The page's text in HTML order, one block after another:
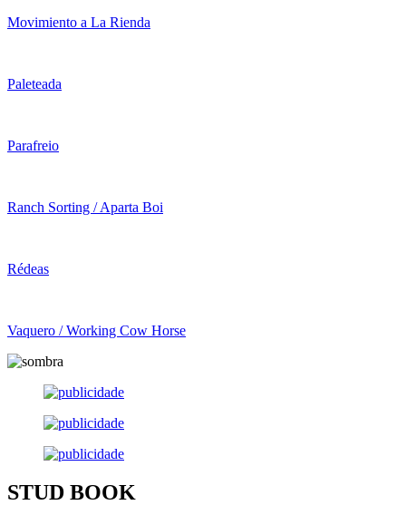
Movimiento a La Rienda
Paleteada
Parafreio
Ranch Sorting / Aparta Boi
Rédeas
Vaquero / Working Cow Horse
STUD BOOK